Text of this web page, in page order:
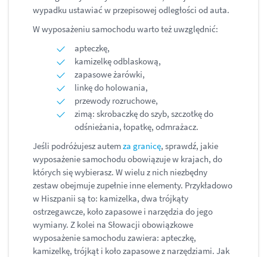
wypadku ustawiać w przepisowej odległości od auta.
W wyposażeniu samochodu warto też uwzględnić:
apteczkę,
kamizelkę odblaskową,
zapasowe żarówki,
linkę do holowania,
przewody rozruchowe,
zimą: skrobaczkę do szyb, szczotkę do
odśnieżania, łopatkę, odmrażacz.
Jeśli podróżujesz autemza granicę, sprawdź, jakie
wyposażenie samochodu obowiązuje w krajach, do
których się wybierasz. W wielu z nich niezbędny
zestaw obejmuje zupełnie inne elementy. Przykładowo
w Hiszpanii są to: kamizelka, dwa trójkąty
ostrzegawcze, koło zapasowe i narzędzia do jego
wymiany. Z kolei na Słowacji obowiązkowe
wyposażenie samochodu zawiera: apteczkę,
kamizelkę, trójkąt i koło zapasowe z narzędziami. Jak